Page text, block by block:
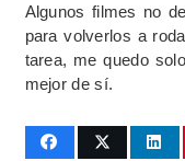
Algunos filmes no
para volverlos a
tarea, me quedo
mejor de sí.